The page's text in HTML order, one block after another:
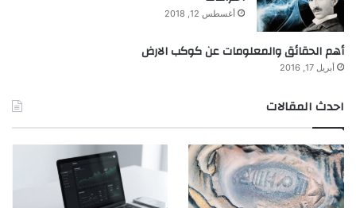
أغسطس 12, 2018
أهم الحقائق والمعلومات عن كوكب الارض
أبريل 17, 2016
احدث المقالات